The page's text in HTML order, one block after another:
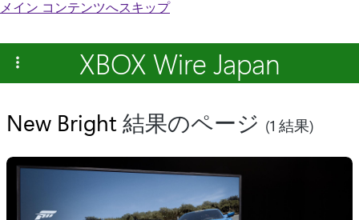
メイン コンテンツへスキップ
XBOX Wire Japan
New Bright結果のページ (1 結果)